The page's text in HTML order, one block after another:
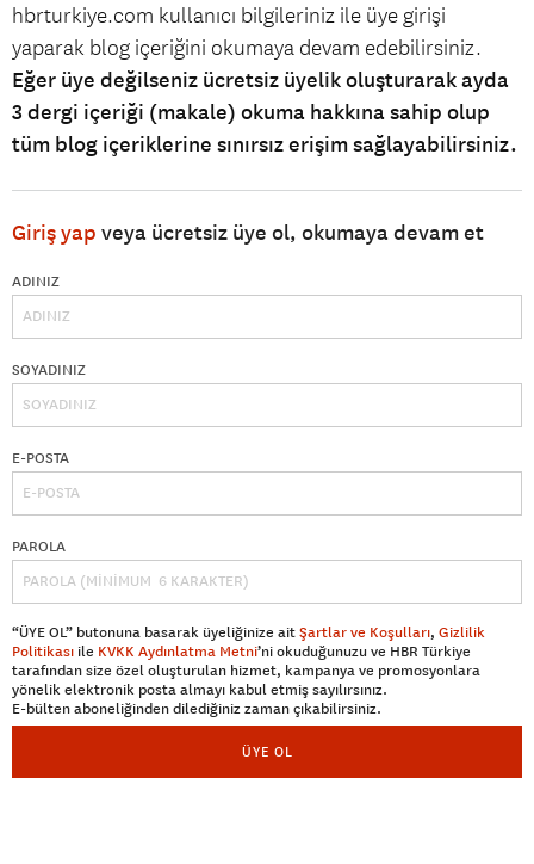
hbrturkiye.com kullanıcı bilgileriniz ile üye girişi
yaparak blog içeriğini okumaya devam edebilirsiniz.
Eğer üye değilseniz ücretsiz üyelik oluşturarak ayda
3 dergi içeriği (makale) okuma hakkına sahip olup
tüm blog içeriklerine sınırsız erişim sağlayabilirsiniz.
Giriş yap veya ücretsiz üye ol, okumaya devam et
ADINIZ
SOYADINIZ
E-POSTA
PAROLA
“ÜYE OL” butonuna basarak üyeliğinize aitŞartlar ve Koşulları, Gizlilik
Politikası ile KVKK Aydınlatma Metni’ni okuduğunuzu ve HBR Türkiye
tarafından size özel oluşturulan hizmet, kampanya ve promosyonlara
yönelik elektronik posta almayı kabul etmiş sayılırsınız.
E-bülten aboneliğinden dilediğiniz zaman çıkabilirsiniz.
ÜYE OL